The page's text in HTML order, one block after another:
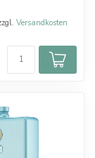
Versandkosten